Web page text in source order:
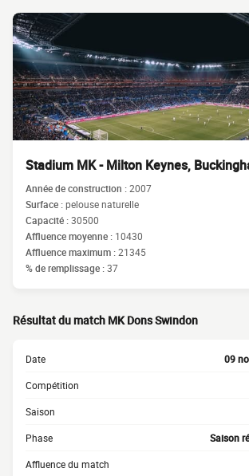
Stadium MK - Milton Keynes,
Année de construction :2007
Surface :pelouse naturelle
Capacité :30500
Affluence moyenne : 10430
Affluence maximum :21345
% de remplissage :37
Résultat du match MK Dons Swindon
Date 09
Compétition
Saison
Phase Saison
Affluence du match